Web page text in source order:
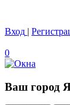
Вход |
0
Ваш город